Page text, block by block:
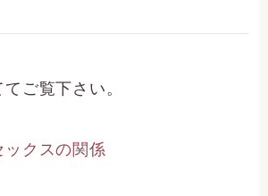
ご覧下さい。
クスの関係